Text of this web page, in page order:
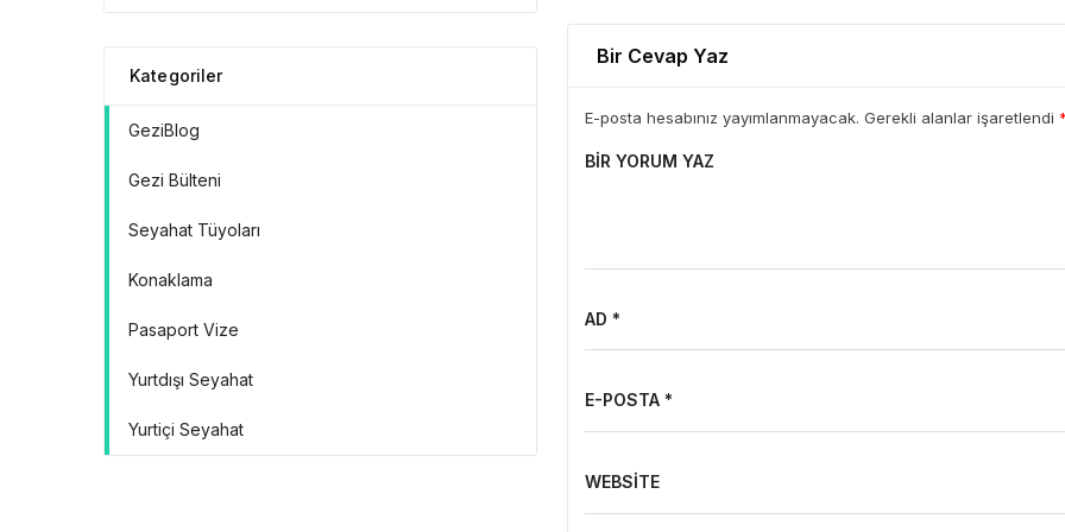
Bir Cevap Yaz
E-posta hesabınız yayımlanmayacak. Gerekli alanlar işaretlendi
BIR YORUM YAZ
AD *
E-POSTA *
WEBSITE
Kategoriler
GeziBlog
Gezi Bülteni
Seyahat Tüyoları
Konaklama
Pasaport Vize
Yurtdışı Seyahat
Yurtiçi Seyahat